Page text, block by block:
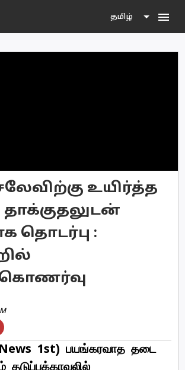
தமிழ் menu
உயிர்த்த
தாக்குதலுடன்
தொடர்பு :
1st) பயங்கரவாத தடை